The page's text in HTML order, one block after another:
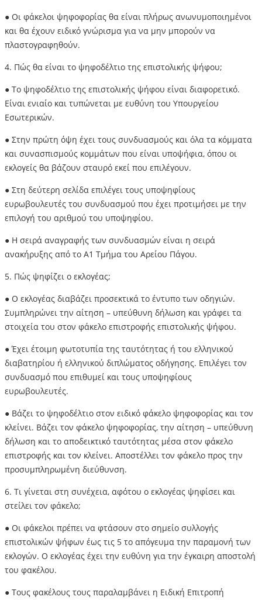
● Οι φάκελοι ψηφοφορίας θα είναι πλήρως ανωνυμοποιημένοι
και θα έχουν ειδικό γνώρισμα για να μην μπορούν να
πλαστογραφηθούν.
4. Πώς θα είναι το ψηφοδέλτιο της επιστολικής ψήφου;
● Το ψηφοδέλτιο της επιστολικής ψήφου είναι διαφορετικό.
Είναι ενιαίο και τυπώνεται με ευθύνη του Υπουργείου
Εσωτερικών.
● Στην πρώτη όψη έχει τους συνδυασμούς και όλα τα κόμματα
και συνασπισμούς κομμάτων που είναι υποψήφια, όπου οι
εκλογείς θα βάζουν σταυρό εκεί που επιλέγουν.
● Στη δεύτερη σελίδα επιλέγει τους υποψηφίους
ευρωβουλευτές του συνδυασμού που έχει προτιμήσει με την
επιλογή του αριθμού του υποψηφίου.
● Η σειρά αναγραφής των συνδυασμών είναι η σειρά
ανακήρυξης από το Α1 Τμήμα του Αρείου Πάγου.
5. Πώς ψηφίζει ο εκλογέας;
● Ο εκλογέας διαβάζει προσεκτικά το έντυπο των οδηγιών.
Συμπληρώνει την αίτηση – υπεύθυνη δήλωση και γράφει τα
στοιχεία του στον φάκελο επιστροφής επιστολικής ψήφου.
● Έχει έτοιμη φωτοτυπία της ταυτότητας ή του ελληνικού
διαβατηρίου ή ελληνικού διπλώματος οδήγησης. Επιλέγει τον
συνδυασμό που επιθυμεί και τους υποψηφίους
ευρωβουλευτές.
● Βάζει το ψηφοδέλτιο στον ειδικό φάκελο ψηφοφορίας και τον
κλείνει. Βάζει τον φάκελο ψηφοφορίας, την αίτηση – υπεύθυνη
δήλωση και το αποδεικτικό ταυτότητας μέσα στον φάκελο
επιστροφής και τον κλείνει. Αποστέλλει τον φάκελο προς την
προσυμπληρωμένη διεύθυνση.
6. Τι γίνεται στη συνέχεια, αφότου ο εκλογέας ψηφίσει και
στείλει τον φάκελο;
● Οι φάκελοι πρέπει να φτάσουν στο σημείο συλλογής
επιστολικών ψήφων έως τις 5 το απόγευμα την παραμονή των
εκλογών. Ο εκλογέας έχει την ευθύνη για την έγκαιρη αποστολή
του φακέλου.
● Τους φακέλους τους παραλαμβάνει η Ειδική Επιτροπή